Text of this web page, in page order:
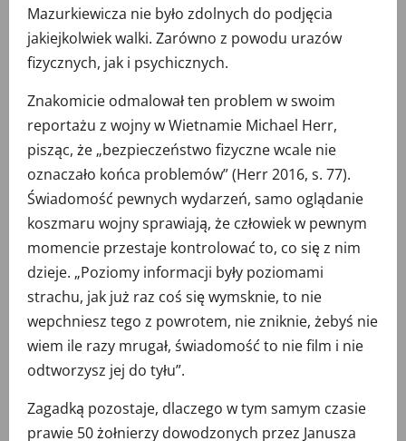
Mazurkiewicza nie było zdolnych do podjęcia
jakiejkolwiek walki. Zarówno z powodu urazów
fizycznych, jak i psychicznych.
Znakomicie odmalował ten problem w swoim
reportażu z wojny w Wietnamie Michael Herr,
pisząc, że „bezpieczeństwo fizyczne wcale nie
oznaczało końca problemów” (Herr 2016, s. 77).
Świadomość pewnych wydarzeń, samo oglądanie
koszmaru wojny sprawiają, że człowiek w pewnym
momencie przestaje kontrolować to, co się z nim
dzieje. „Poziomy informacji były poziomami
strachu, jak już raz coś się wymsknie, to nie
wepchniesz tego z powrotem, nie zniknie, żebyś nie
wiem ile razy mrugał, świadomość to nie film i nie
odtworzysz jej do tyłu”.
Zagadką pozostaje, dlaczego w tym samym czasie
prawie 50 żołnierzy dowodzonych przez Janusza